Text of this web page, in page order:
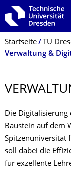
Zur Hauptnavigation
Zur Suche springen
Zum Inhalt springen
Breadcrumb-Menü
Startseite TU
Verwaltung &
Die Digitalisierung
Baustein auf dem
Spitzenuniversität
soll dabei die
für exzellente